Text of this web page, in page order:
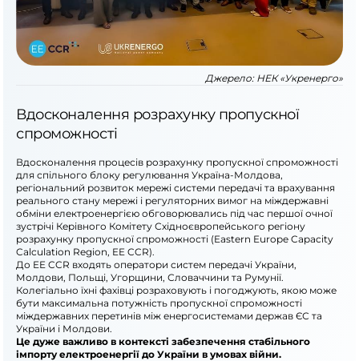
Джерело: НЕК «Укренерго»
Вдосконалення розрахунку пропускної
спроможності
Вдосконалення процесів розрахунку пропускної спроможності
для спільного блоку регулювання Україна-Молдова,
регіональний розвиток мережі системи передачі та врахування
реального стану мережі і регуляторних вимог на міждержавні
обміни електроенергією обговорювались під час першої очної
зустрічі Керівного Комітету Східноєвропейського регіону
розрахунку пропускної спроможності (Eastern Europe Capacity
Calculation Region, EE CCR).
До EE CCR входять оператори систем передачі України,
Молдови, Польщі, Угорщини, Словаччини та Румунії.
Колегіально їхні фахівці розраховують і погоджують, якою може
бути максимальна потужність пропускної спроможності
міждержавних перетинів між енергосистемами держав ЄС та
України і Молдови.
Це дуже важливо в контексті забезпечення стабільного
імпорту електроенергії до України в умовах війни.